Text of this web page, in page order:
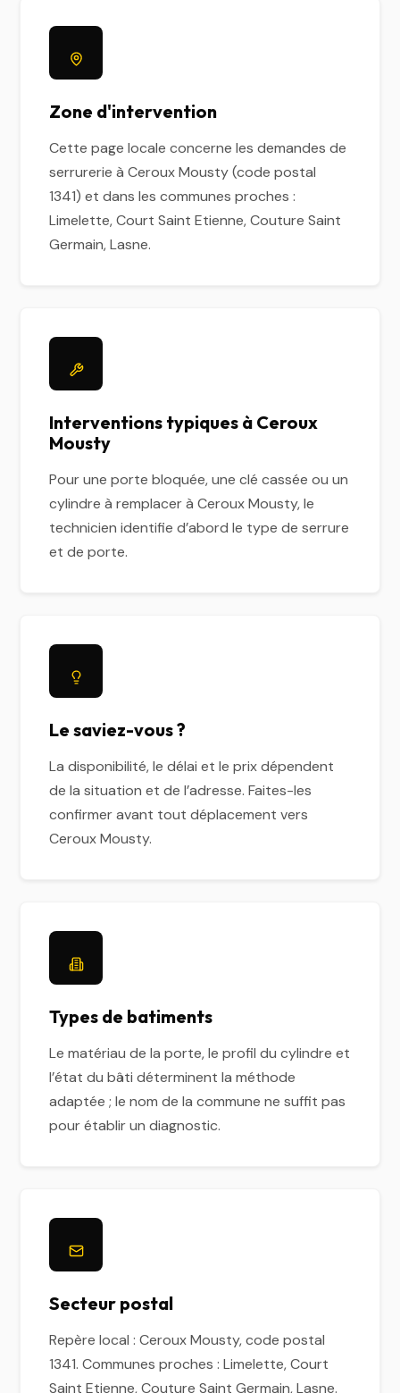
Zone d'intervention
Cette page locale concerne les demandes de
serrurerie à Ceroux Mousty (code postal
1341) et dans les communes proches :
Limelette, Court Saint Etienne, Couture Saint
Germain, Lasne.
Interventions typiques à Ceroux
Mousty
Pour une porte bloquée, une clé cassée ou un
cylindre à remplacer à Ceroux Mousty, le
technicien identifie d’abord le type de serrure
et de porte.
Le saviez-vous ?
La disponibilité, le délai et le prix dépendent
de la situation et de l’adresse. Faites-les
confirmer avant tout déplacement vers
Ceroux Mousty.
Types de batiments
Le matériau de la porte, le profil du cylindre et
l’état du bâti déterminent la méthode
adaptée ; le nom de la commune ne suffit pas
pour établir un diagnostic.
Secteur postal
Repère local : Ceroux Mousty, code postal
1341. Communes proches : Limelette, Court
Saint Etienne, Couture Saint Germain, Lasne.